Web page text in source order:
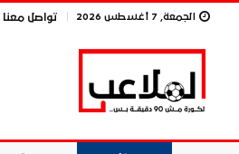
الجمعة, 7 أغسطس 2026 تواصل معنا